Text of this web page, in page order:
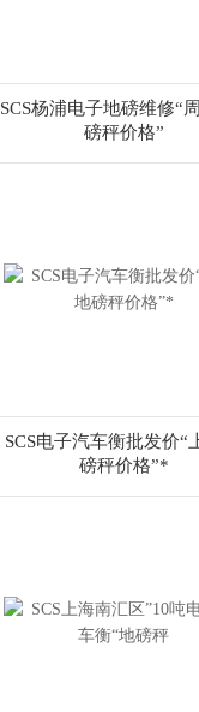
SCS杨浦电子地磅维修“
磅秤价格”
SCS电子汽车衡批发价“
磅秤价格”*